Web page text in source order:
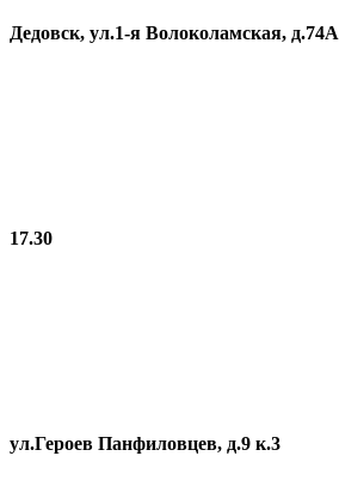
Дедовск, ул.1-я Волоколамская, д.74А
17.30
ул.Героев Панфиловцев, д.9 к.3